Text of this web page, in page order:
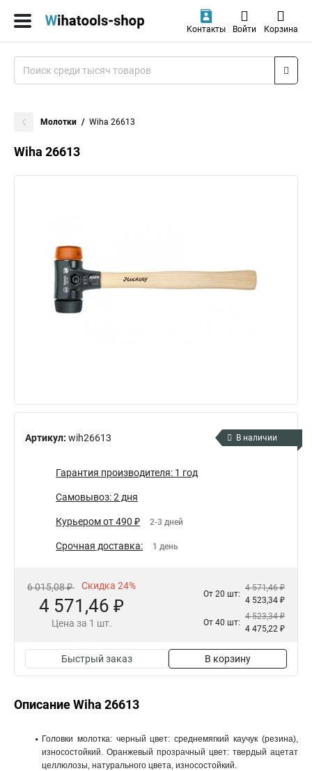
Контакты Войти Корзина
Молотки Wiha 26613
Wiha 26613
Артикул: wih26613 В наличии
Гарантия производителя: 1 год
Самовывоз: 2 дня
Курьером от 490 ₽ 2-3 дней
Срочная доставка: 1 день
6 015,08 ₽ Скидка 24%
4 571,46 ₽
Цена за 1 шт.
От 20 шт:
4 571,46 ₽
4 523,34 ₽
От 40 шт:
4 523,34 ₽
4 475,22 ₽
Быстрый заказ В корзину
Описание Wiha 26613
Головки молотка: черный цвет: среднемягкий каучук (резина),
износостойкий. Оранжевый прозрачный цвет: твердый ацетат
целлюлозы, натурального цвета, износостойкий.